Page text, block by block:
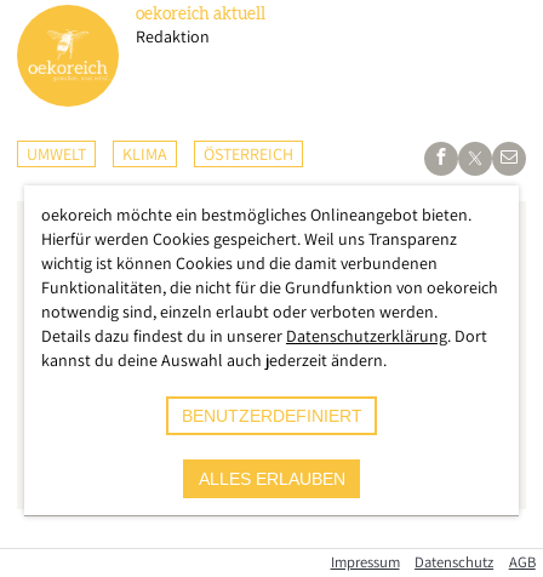
oekoreich aktuell
Redaktion
UMWELT KLIMA ÖSTERREICH
Kennen Sie die Firmaniceshops? Vermutlich haben Sie schon
Impressum Datenschutz AGB
oekoreich möchte ein bestmögliches Onlineangebot bieten.
Hierfür werden Cookies gespeichert. Weil uns Transparenz
wichtig ist können Cookies und die damit verbundenen
Funktionalitäten, die nicht für die Grundfunktion von oekoreich
notwendig sind, einzeln erlaubt oder verboten werden.
Details dazu findest du in unserer Datenschutzerklärung. Dort
kannst du deine Auswahl auch jederzeit ändern.
BENUTZERDEFINIERT
ALLES ERLAUBEN